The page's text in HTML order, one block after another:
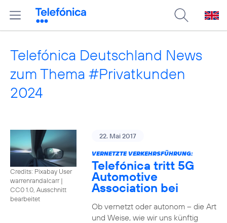
Telefónica Deutschland News
zum Thema #Privatkunden
2024
Credits: Pixabay User
warrenrandalcarr|
CC0 1.0, Ausschnitt
bearbeitet
22. Mai 2017
VERNETZTE VERKEHRSFÜHRUNG:
Telefónica tritt 5G
Automotive
Association bei
Ob vernetzt oder autonom – die Art
und Weise, wie wir uns künftig